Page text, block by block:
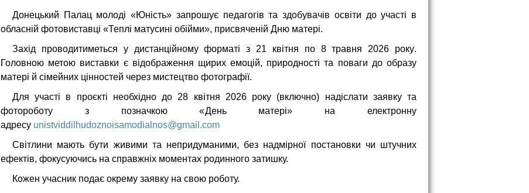
Донецький Палац молоді «Юність» запрошує педагогів та здобувачів освіти до участі в
обласній фотовиставці «Теплі матусині обійми», присвяченій Дню матері.
Захід проводитиметься у дистанційному форматіз 21 квітня по 8 травня 2026 року.
Головною метою виставки є відображення щирих емоцій, природності та поваги до образу
матері й сімейних цінностей через мистецтво фотографії.
Для участі в проєкті необхідно до 28 квітня 2026 року (включно) надіслати заявку та
фотороботу з позначкою «День матері» на електронну
адресу unistviddilhudoznoisamodialnos@gmail.com
Світлини мають бути живими та непридуманими, без надмірної постановки чи штучних
ефектів, фокусуючись на справжніх моментах родинного затишку.
Кожен учасник подає окрему заявку на свою роботу.